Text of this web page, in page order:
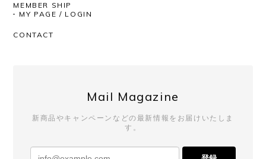
しみにしております。 発送対応までお褒
これからも安心してお買い物いただける
用を心よりお待ちしております。
MEMBER SHIP
MY PAGE / LOGIN
CONTACT
Mail Magazine
新商品やキャンペーンなどの最新情報をお届けいたしま
す。